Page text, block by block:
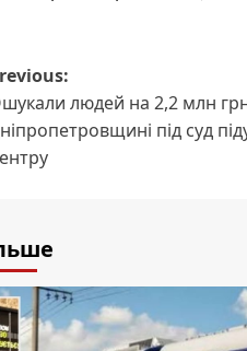
людей на 2,2 млн
під суд